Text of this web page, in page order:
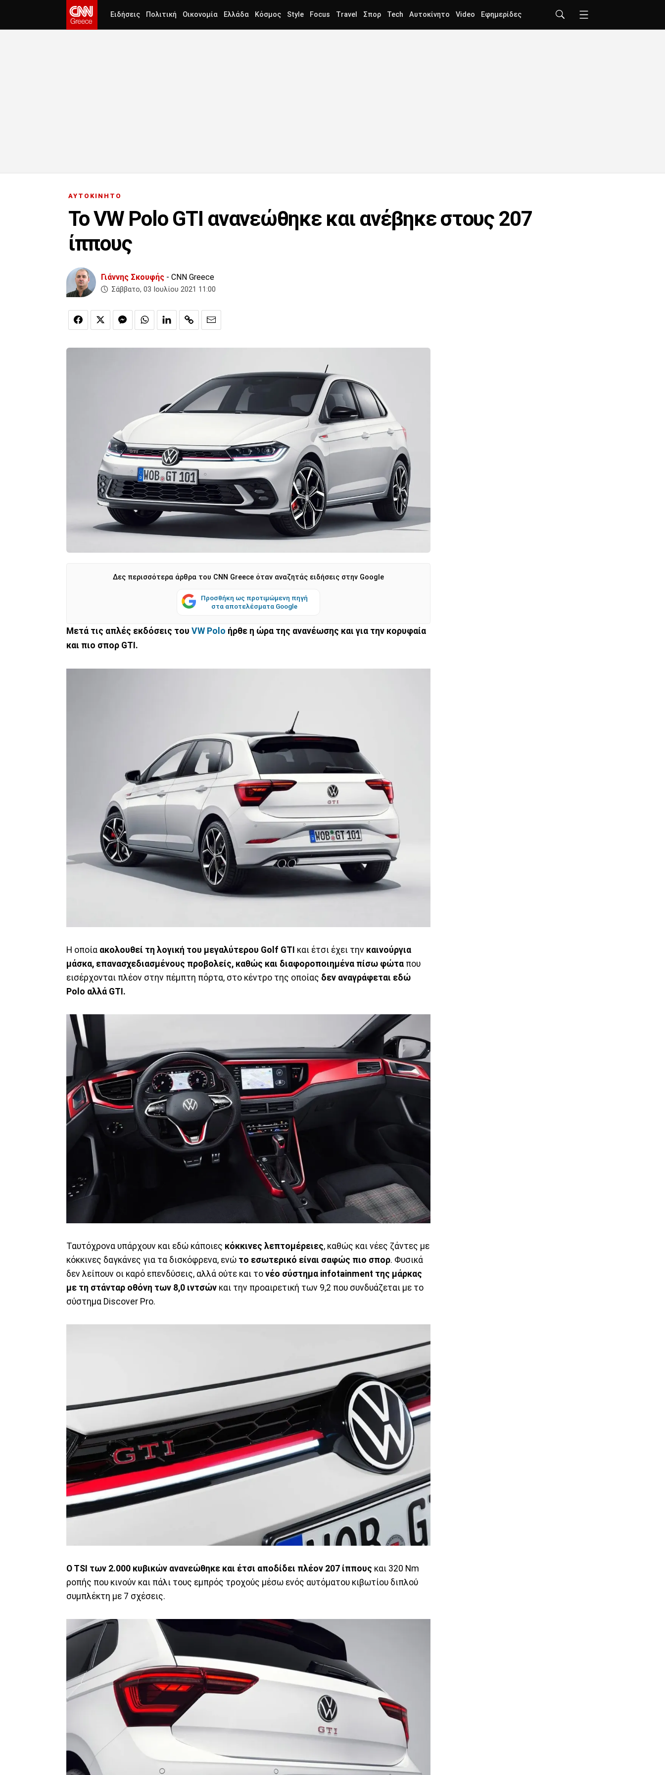
Ειδήσεις Πολιτική Οικονομία Ελλάδα Κόσμος Style Focus Travel Σπορ Tech Αυτοκίνητο Video Εφημερίδες
ΑΥΤΟΚΙΝΗΤΟ
To VW Polo GTI ανανεώθηκε και ανέβηκε στους 207
ίππους
Γιάννης Σκουφής - CNN Greece
Σάββατο, 03 Ιουλίου 2021 11:00
Δες περισσότερα άρθρα του CNN Greece όταν αναζητάς ειδήσεις στην Google
Προσθήκη ως προτιμώμενη πηγή
στα αποτελέσματα Google
Μετά τις απλές εκδόσεις του VW Polo ήρθε η ώρα της ανανέωσης και για την κορυφαία
και πιο σπορ GTI.
Η οποία ακολουθεί τη λογική του μεγαλύτερου Golf GTI και έτσι έχει την καινούργια
μάσκα, επανασχεδιασμένους προβολείς, καθώς και διαφοροποιημένα πίσω φώτα που
εισέρχονται πλέον στην πέμπτη πόρτα, στο κέντρο της οποίας δεν αναγράφεται εδώ
Polo αλλά GTI.
Ταυτόχρονα υπάρχουν και εδώ κάποιες κόκκινες λεπτομέρειες, καθώς και νέες ζάντες με
κόκκινες δαγκάνες για τα δισκόφρενα, ενώ το εσωτερικό είναι σαφώς πιο σπορ. Φυσικά
δεν λείπουν οι καρό επενδύσεις, αλλά ούτε και το νέο σύστημα infotainment της μάρκας
με τη στάνταρ οθόνη των 8,0 ιντσών και την προαιρετική των 9,2 που συνδυάζεται με το
σύστημα Discover Pro.
O TSI των 2.000 κυβικών ανανεώθηκε και έτσι αποδίδει πλέον 207 ίππους και 320 Nm
ροπής που κινούν και πάλι τους εμπρός τροχούς μέσω ενός αυτόματου κιβωτίου διπλού
συμπλέκτη με 7 σχέσεις.